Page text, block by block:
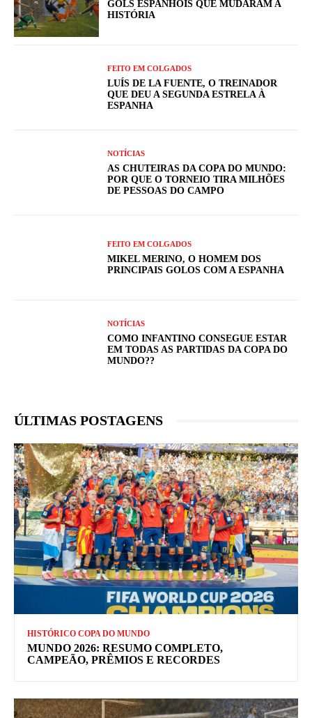
GOLS ESPANHÓIS QUE MUDARAM A
HISTÓRIA
FEITO EM COLGADOS
LUÍS DE LA FUENTE, O TREINADOR
QUE DEU A SEGUNDA ESTRELA À
ESPANHA
NOTÍCIAS
AS CHUTEIRAS DA COPA DO MUNDO:
POR QUE O TORNEIO TIRA MILHÕES
DE PESSOAS DO CAMPO
FEITO EM COLGADOS
MIKEL MERINO, O HOMEM DOS
PRINCIPAIS GOLOS COM A ESPANHA
NOTÍCIAS
COMO INFANTINO CONSEGUE ESTAR
EM TODAS AS PARTIDAS DA COPA DO
MUNDO??
ÚLTIMAS POSTAGENS
HISTÓRICO COPA DO MUNDO
MUNDO 2026: RESUMO COMPLETO,
CAMPEÃO, PRÊMIOS E RECORDES